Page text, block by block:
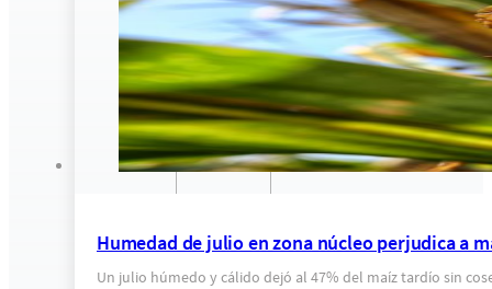
Humedad de julio en zona núcleo perjudica a
Un julio húmedo y cálido dejó al 47% del maíz tardío sin